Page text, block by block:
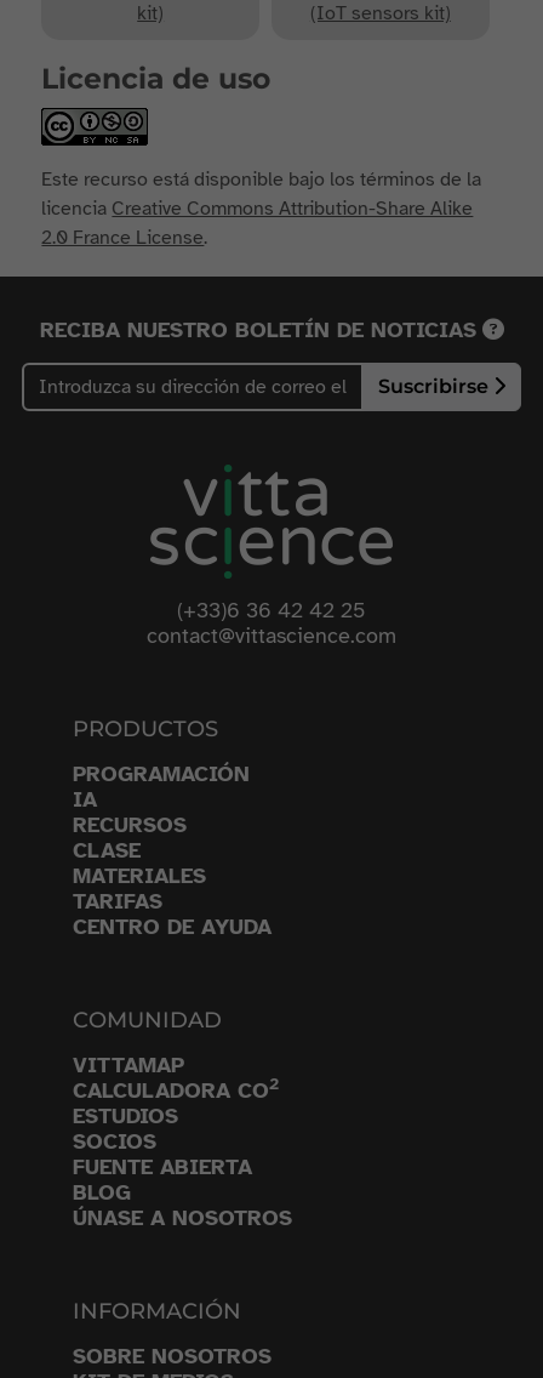
kit)
(IoT sensors kit)
Licencia de uso
Este recurso está disponible bajo los términos de la
licencia Creative Commons Attribution-Share Alike
2.0 France License.
RECIBA NUESTRO BOLETÍN DE NOTICIAS
Suscribirse
(+33)6 36 42 42 25
contact@vittascience.com
PRODUCTOS
PROGRAMACIÓN
IA
RECURSOS
CLASE
MATERIALES
TARIFAS
CENTRO DE AYUDA
COMUNIDAD
VITTAMAP
CALCULADORA CO2
ESTUDIOS
SOCIOS
FUENTE ABIERTA
BLOG
ÚNASE A NOSOTROS
INFORMACIÓN
SOBRE NOSOTROS